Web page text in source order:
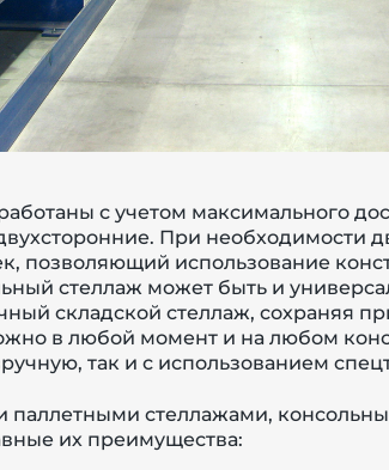
с учетом максимального
При необходимости
позволяющий использование
стеллаж может быть и
складской стеллаж, сохраняя
в любой момент и на любом
так и с использованием
стеллажами,
их преимущества: